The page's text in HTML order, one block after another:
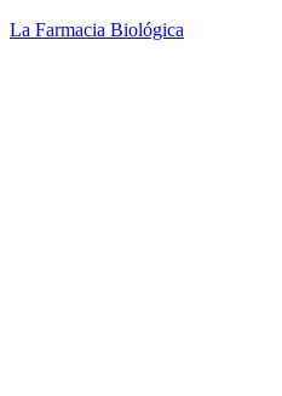
La Farmacia Biológica